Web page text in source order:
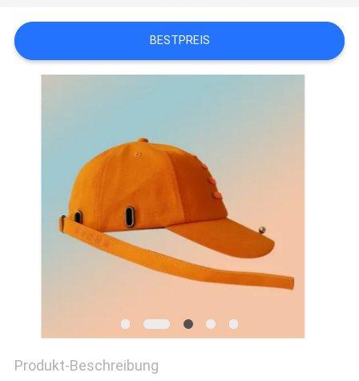
VERBINDUNG
NACHRICHTEN
SITEMAP
PRIVACY
BESTPREIS
Produkt-Beschreibung